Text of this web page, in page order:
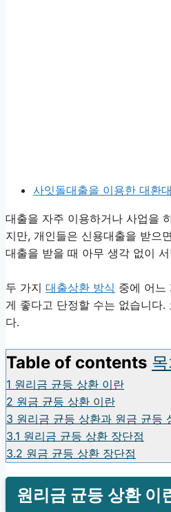
사잇돌대출을 이용한 대환
대출을 자주 이용하거나 사업을
지만, 개인들은 신용대출을 받으
대출을 받을 때 아무 생각 없이
두 가지 대출상환 방식 중에 어느
게 좋다고 단정할 수는 없습니다
다.
Table of contents
1 원리금 균등 상환 이란
2 원금 균등 상환 이란
3 원리금 균등 상환과 원금 균등
3.1 원리금 균등 상환 장단점
3.2 원금 균등 상환 장단점
원리금 균등 상환 이